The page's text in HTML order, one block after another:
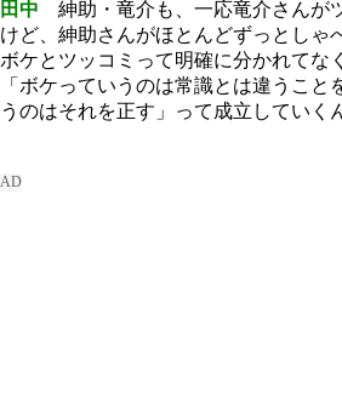
田中 紳助・竜介も、一応竜介さんが
けど、紳助さんがほとんどずっとしゃ
ボケとツッコミって明確に分かれてな
「ボケっていうのは常識とは違うこと
うのはそれを正す」って成立していく